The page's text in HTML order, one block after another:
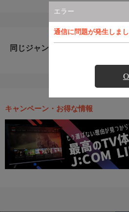
エラー
通信に問題が発生しま
同じジャンルのおすすめ番組
キャンペーン・お得な情報